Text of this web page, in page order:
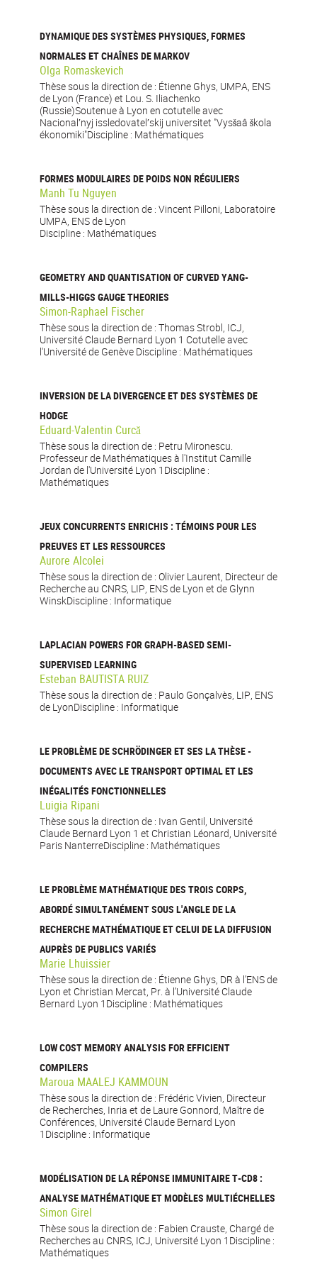
DYNAMIQUE DES SYSTÈMES PHYSIQUES, FORMES
NORMALES ET CHAÎNES DE MARKOV
Olga Romaskevich
Thèse sous la direction de : Étienne Ghys, UMPA, ENS
de Lyon (France) et Lou. S. Iliachenko
(Russie)Soutenue à Lyon en cotutelle avec
Nacionalʹnyj issledovatelʹskij universitet "Vysšaâ škola
ékonomiki"Discipline : Mathématiques
FORMES MODULAIRES DE POIDS NON RÉGULIERS
Manh Tu Nguyen
Thèse sous la direction de : Vincent Pilloni, Laboratoire
UMPA, ENS de Lyon
Discipline : Mathématiques
GEOMETRY AND QUANTISATION OF CURVED YANG-
MILLS-HIGGS GAUGE THEORIES
Simon-Raphael Fischer
Thèse sous la direction de : Thomas Strobl, ICJ,
Université Claude Bernard Lyon 1 Cotutelle avec
l'Université de Genève Discipline : Mathématiques
INVERSION DE LA DIVERGENCE ET DES SYSTÈMES DE
HODGE
Eduard-Valentin Curcă
Thèse sous la direction de : Petru Mironescu.
Professeur de Mathématiques à l'Institut Camille
Jordan de l'Université Lyon 1Discipline :
Mathématiques
JEUX CONCURRENTS ENRICHIS : TÉMOINS POUR LES
PREUVES ET LES RESSOURCES
Aurore Alcolei
Thèse sous la direction de : Olivier Laurent, Directeur de
Recherche au CNRS, LIP, ENS de Lyon et de Glynn
WinskDiscipline : Informatique
LAPLACIAN POWERS FOR GRAPH-BASED SEMI-
SUPERVISED LEARNING
Esteban BAUTISTA RUIZ
Thèse sous la direction de : Paulo Gonçalvès, LIP, ENS
de LyonDiscipline : Informatique
LE PROBLÈME DE SCHRÖDINGER ET SES LA THÈSE -
DOCUMENTS AVEC LE TRANSPORT OPTIMAL ET LES
INÉGALITÉS FONCTIONNELLES
Luigia Ripani
Thèse sous la direction de : Ivan Gentil, Université
Claude Bernard Lyon 1 et Christian Léonard, Université
Paris NanterreDiscipline : Mathématiques
LE PROBLÈME MATHÉMATIQUE DES TROIS CORPS,
ABORDÉ SIMULTANÉMENT SOUS L'ANGLE DE LA
RECHERCHE MATHÉMATIQUE ET CELUI DE LA DIFFUSION
AUPRÈS DE PUBLICS VARIÉS
Marie Lhuissier
Thèse sous la direction de : Étienne Ghys, DR à l’ENS de
Lyon et Christian Mercat, Pr. à l’Université Claude
Bernard Lyon 1Discipline : Mathématiques
LOW COST MEMORY ANALYSIS FOR EFFICIENT
COMPILERS
Maroua MAALEJ KAMMOUN
Thèse sous la direction de : Frédéric Vivien, Directeur
de Recherches, Inria et de Laure Gonnord, Maître de
Conférences, Université Claude Bernard Lyon
1Discipline : Informatique
MODÉLISATION DE LA RÉPONSE IMMUNITAIRE T-CD8 :
ANALYSE MATHÉMATIQUE ET MODÈLES MULTIÉCHELLES
Simon Girel
Thèse sous la direction de : Fabien Crauste, Chargé de
Recherches au CNRS, ICJ, Université Lyon 1Discipline :
Mathématiques